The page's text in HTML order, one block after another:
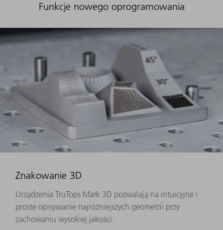
Funkcje nowego oprogramowania
Znakowanie 3D
Urządzenia TruTops Mark 3D pozwalają na intuicyjne i
proste opisywanie najróżniejszych geometrii przy
zachowaniu wysokiej jakości.